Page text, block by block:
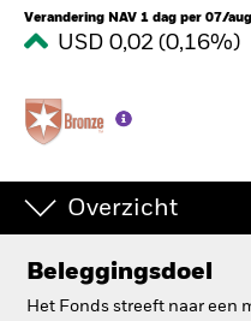
BlackRock
Aladdin
Verandering NAV 1 dag per 07/
USD 0,02 (0,16%)
Overzicht
Beleggingsdoel
Het Fonds streeft naar een